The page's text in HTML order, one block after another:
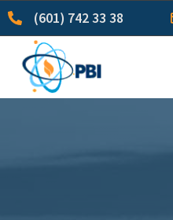
(601) 742 33 38